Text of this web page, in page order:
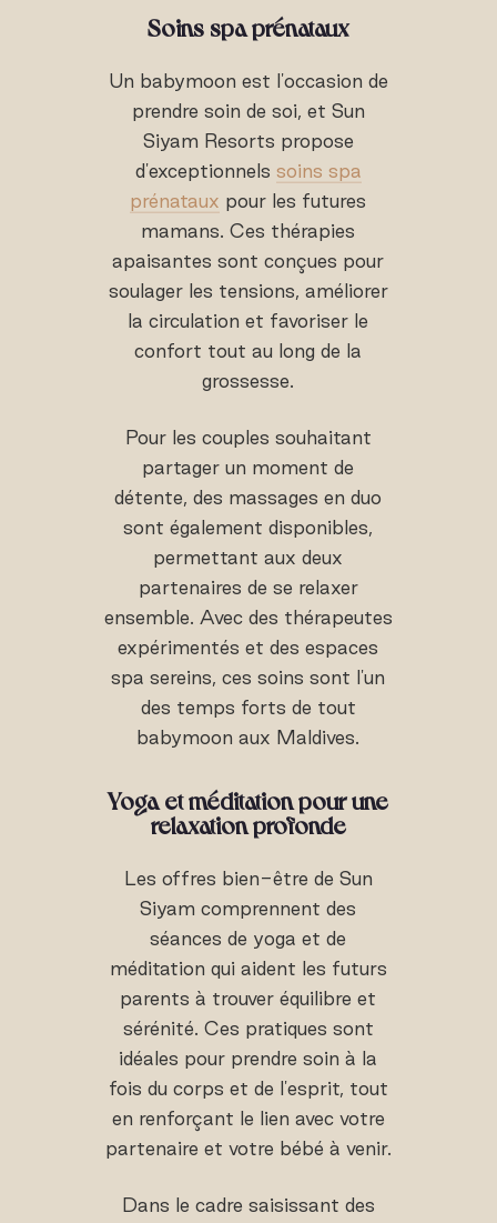
Soins spa prénataux
Un babymoon est l'occasion de
prendre soin de soi, et Sun
Siyam Resorts propose
d'exceptionnels soins spa
prénataux pour les futures
mamans. Ces thérapies
apaisantes sont conçues pour
soulager les tensions, améliorer
la circulation et favoriser le
confort tout au long de la
grossesse.
Pour les couples souhaitant
partager un moment de
détente, des massages en duo
sont également disponibles,
permettant aux deux
partenaires de se relaxer
ensemble. Avec des thérapeutes
expérimentés et des espaces
spa sereins, ces soins sont l'un
des temps forts de tout
babymoon aux Maldives.
Yoga et méditation pour une
relaxation profonde
Les offres bien-être de Sun
Siyam comprennent des
séances de yoga et de
méditation qui aident les futurs
parents à trouver équilibre et
sérénité. Ces pratiques sont
idéales pour prendre soin à la
fois du corps et de l'esprit, tout
en renforçant le lien avec votre
partenaire et votre bébé à venir.
Dans le cadre saisissant des